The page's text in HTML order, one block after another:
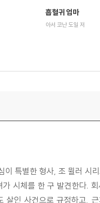
흡혈귀 엄마
아서 코난 도일 저
이 특별한 형사, 조 뮐러 시
시체를 한 구 발견한다.
인 사건으로 규정하고,